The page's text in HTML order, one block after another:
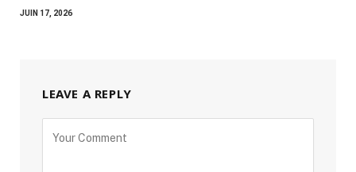
JUIN 17, 2026
LEAVE A REPLY